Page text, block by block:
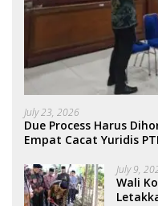
July 23, 2026
Due Process Harus
Empat Cacat Yuridis
July 9,
Wali